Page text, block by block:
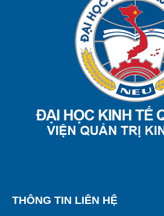
THÔNG TIN LIÊN HỆ